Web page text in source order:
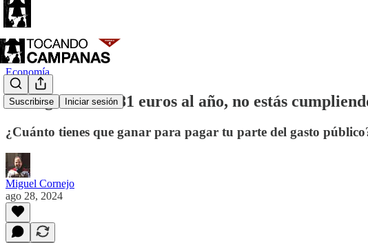
Suscribirse Iniciar sesión
Economía
Si no ganas 36.781 euros al año, no estás
¿Cuánto tienes que ganar para pagar tu parte del gasto
Miguel Cornejo
ago 28, 2024